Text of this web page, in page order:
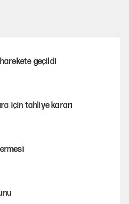
harekete geçildi
için tahliye kararı